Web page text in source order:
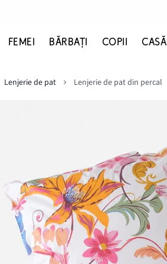
FEMEI BĂRBAŢI COPII CASĂ
Lenjerie de pat Lenjerie de pat din percal